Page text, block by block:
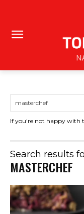
If you're not happy with
Search results
MASTERCHEF